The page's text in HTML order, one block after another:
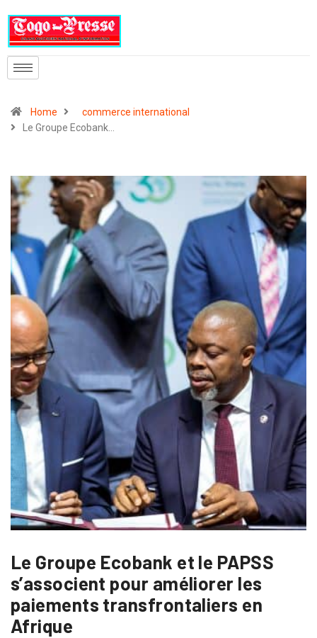
Home
commerce international
Le Groupe Ecobank…
Le Groupe Ecobank et le PAPSS
s’associent pour améliorer les
paiements transfrontaliers en
Afrique